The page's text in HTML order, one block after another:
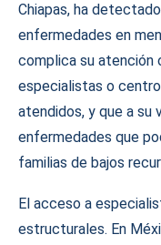
Chiapas, ha
enfermedades en
complica su atención
especialistas o
atendidos, y que a
enfermedades que
familias de bajos
El acceso a
estructurales. En